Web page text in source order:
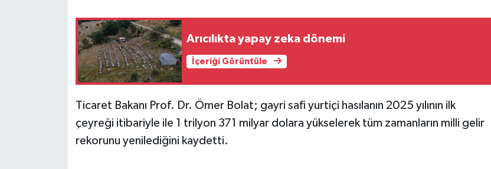
Arıcılıkta yapay zeka dönemi
İçeriği Görüntüle
Ticaret Bakanı Prof. Dr. Ömer Bolat; gayri safi yurtiçi hasılanın 2025 yılının ilk
çeyreği itibariyle ile 1 trilyon 371 milyar dolara yükselerek tüm zamanların milli gelir
rekorunu yenilediğini kaydetti.